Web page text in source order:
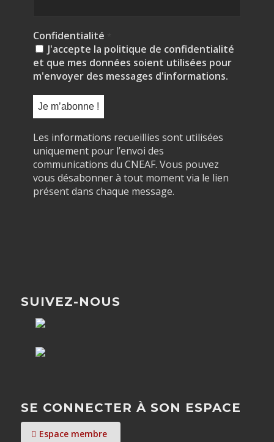
Confidentialité
J'accepte la politique de confidentialité
et que mes données soient utilisées pour
m'envoyer des messages d'informations.
Les informations recueillies sont utilisées
uniquement pour l’envoi des
communications du CNEAF. Vous pouvez
vous désabonner à tout moment via le lien
présent dans chaque message.
SUIVEZ-NOUS
SE CONNECTER À SON ESPACE
Espace membre